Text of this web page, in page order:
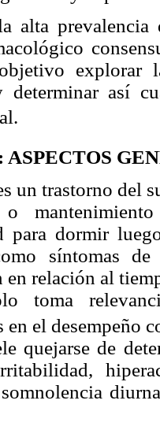
alta
explorar
determinar así
un trastorno del
o
para dormir
síntomas
en relación al
toma
en el desempeño
quejarse de